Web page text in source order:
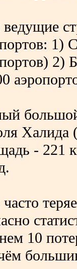
2)
Халида
- 221
10